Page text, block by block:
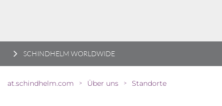
SCHINDHELM WORLDWIDE
at.schindhelm.com > Über uns > Standorte